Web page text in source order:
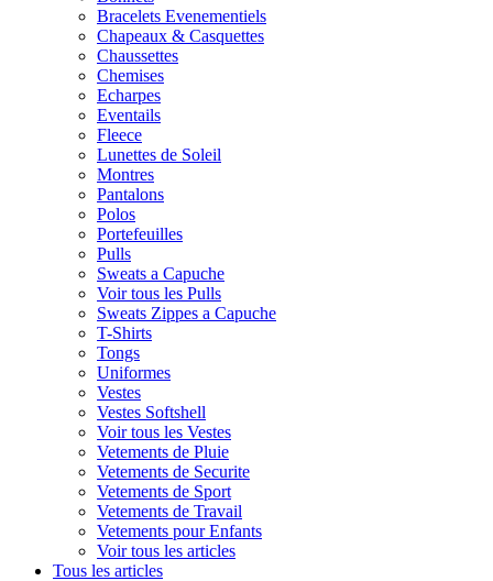
Bracelets Evenementiels
Chapeaux & Casquettes
Chaussettes
Chemises
Echarpes
Eventails
Fleece
Lunettes de Soleil
Montres
Pantalons
Polos
Portefeuilles
Pulls
Sweats a Capuche
Voir tous les Pulls
Sweats Zippes a Capuche
T-Shirts
Tongs
Uniformes
Vestes
Vestes Softshell
Voir tous les Vestes
Vetements de Pluie
Vetements de Securite
Vetements de Sport
Vetements de Travail
Vetements pour Enfants
Voir tous les articles
Tous les articles